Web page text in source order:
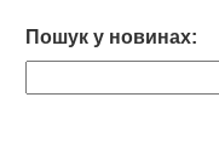
Пошук у новинах: